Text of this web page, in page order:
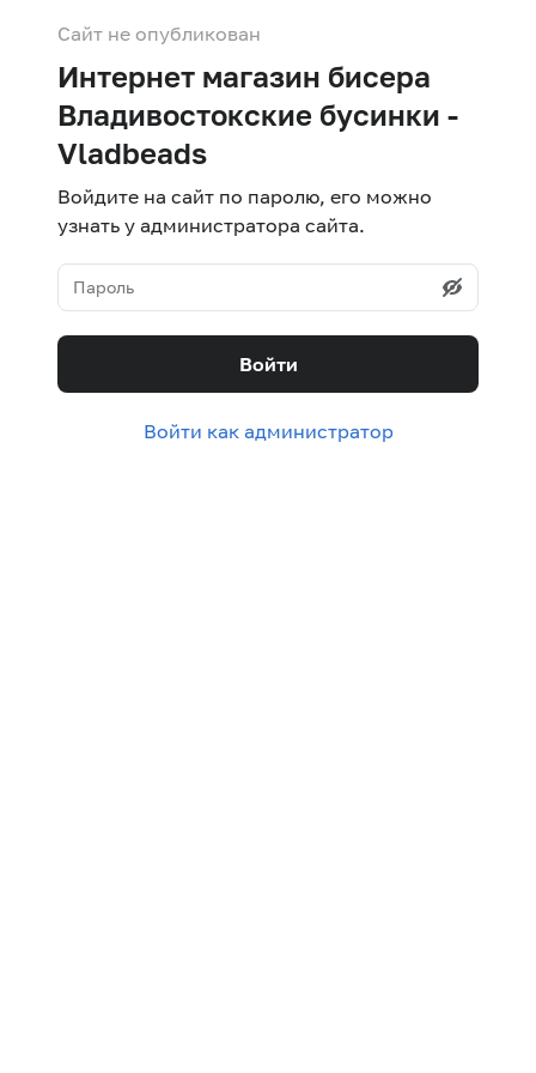
Сайт не опубликован
Интернет магазин бисера
Владивостокские бусинки -
Vladbeads
Войдите на сайт по паролю, его можно
узнать у администратора сайта.
Войти
Войти как администратор